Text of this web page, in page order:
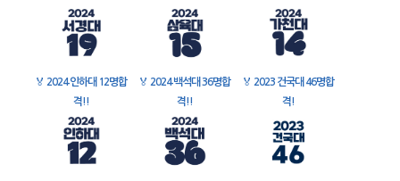
🏅 2024 인하대 12명합
격!!
🏅 2024 백석대 36명합
격!!
🏅 2023 건국대 46명합
격!